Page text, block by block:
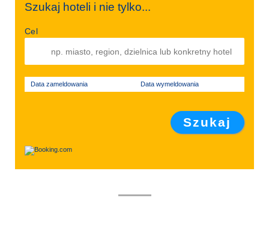
Szukaj hoteli i nie tylko...
Cel
Data zameldowania Data wymeldowania